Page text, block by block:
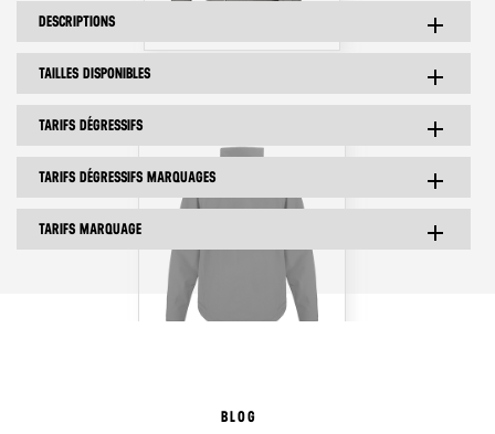
DESCRIPTIONS add
TAILLES DISPONIBLES add
TARIFS DÉGRESSIFS add
TARIFS DÉGRESSIFS MARQUAGES add
TARIFS MARQUAGE add
BLOG